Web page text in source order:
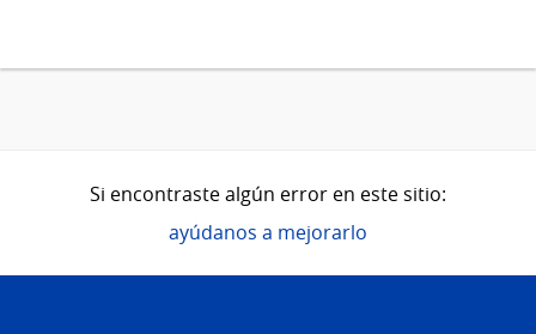
Si encontraste algún error en este sitio:
ayúdanos a mejorarlo